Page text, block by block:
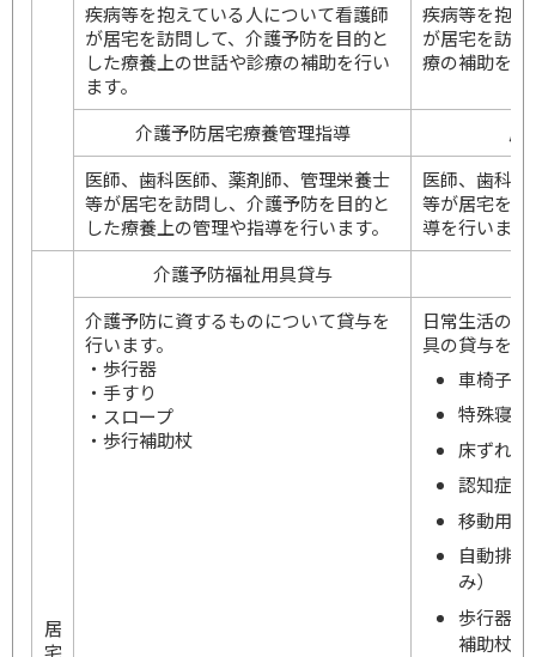
疾病等を抱えている人について看護師
が居宅を訪問して、介護予防を目的と
した療養上の世話や診療の補助を行い
ます。
疾病等を抱
が居宅を訪
療の補助を行
介護予防居宅療養管理指導
居
医師、歯科医師、薬剤師、管理栄養士
等が居宅を訪問し、介護予防を目的と
した療養上の管理や指導を行います。
医師、歯科
等が居宅を
導を行います
居
宅
介護予防福祉用具貸与
介護予防に資するものについて貸与を
行います。
・歩行器
・手すり
・スロープ
・歩行補助杖
日常生活の
具の貸与を行
車椅子
特殊寝
床ずれ
認知症
移動用リ
自動排
み）
歩行器
補助杖